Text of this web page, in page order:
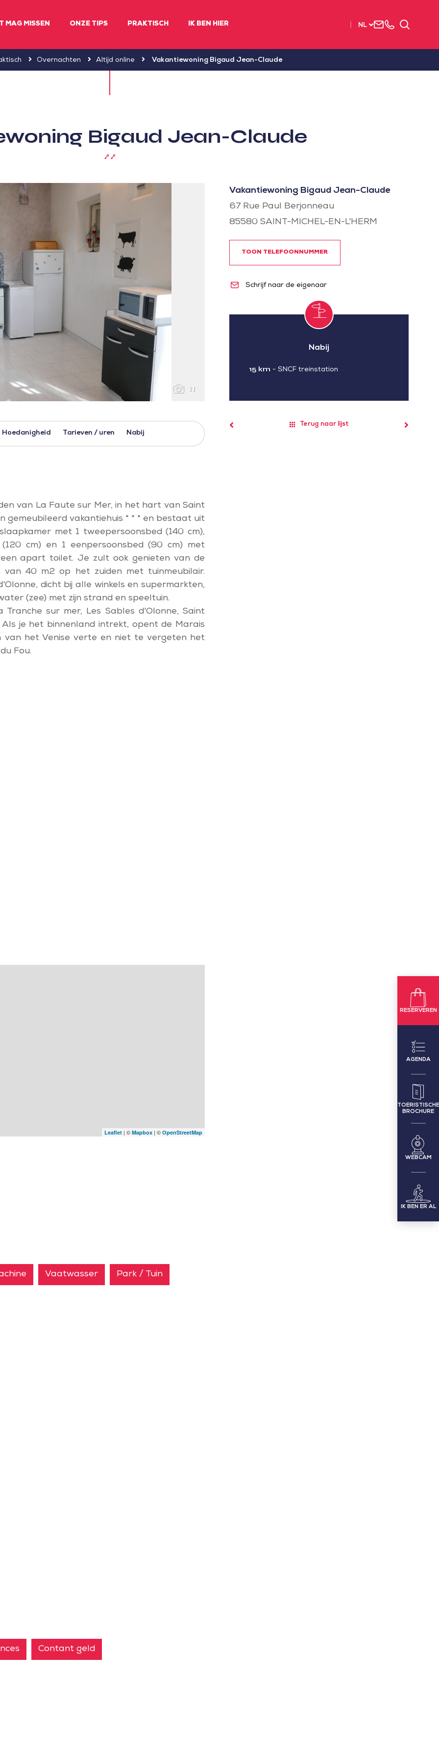
MAG MISSEN ONZE TIPS PRAKTISCH IK BEN HIER NL
Neem
003Zoeken
RESERVEREN
AGENDA
TOERISTISCHE
BROCHURE
WEBCAM
IK BEN ER AL
Overnachten Altijd online Vakantiewoning Bigaud Jean-Claude
Bigaud Jean-Claude
2
11
Hoedanigheid Tarieven / uren Nabij
van La Faute sur Mer, in het hart van Saint
gemeubileerd vakantiehuis * * * en bestaat uit
met 1 tweepersoonsbed (140 cm),
cm) en 1 eenpersoonsbed (90 cm) met
apart toilet. Je zult ook genieten van de
40 m2 op het zuiden met tuinmeubilair.
dicht bij alle winkels en supermarkten,
(zee) met zijn strand en speeltuin.
sur mer, Les Sables d'Olonne, Saint
je het binnenland intrekt, opent de Marais
van het Venise verte en niet te vergeten het
Fou.
Leaflet | © Mapbox | © OpenStreetMap
Vaatwasser Park / Tuin
Contant geld
Vakantiewoning Bigaud Jean-Claude
67 Rue Paul Berjonneau
85580 SAINT-MICHEL-EN-L'HERM
TOON TELEFOONNUMMER
Schrijf naar de eigenaar
Nabij
15 km - SNCF treinstation
Terug naar lijst